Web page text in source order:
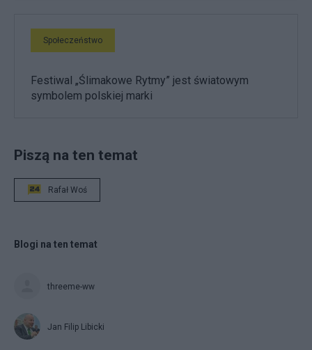
Społeczeństwo
Festiwal „Ślimakowe Rytmy” jest światowym
symbolem polskiej marki
Piszą na ten temat
Rafał Woś
Blogi na ten temat
threeme-ww
Jan Filip Libicki